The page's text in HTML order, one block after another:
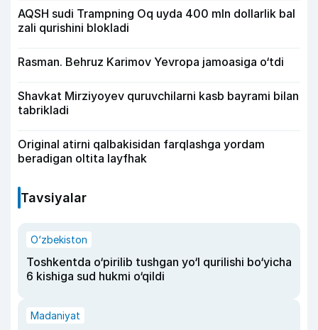
AQSH sudi Trampning Oq uyda 400 mln dollarlik bal
zali qurishini blokladi
Rasman. Behruz Karimov Yevropa jamoasiga o‘tdi
Shavkat Mirziyoyev quruvchilarni kasb bayrami bilan
tabrikladi
Original atirni qalbakisidan farqlashga yordam
beradigan oltita layfhak
Tavsiyalar
O‘zbekiston
Toshkentda o‘pirilib tushgan yo‘l qurilishi bo‘yicha
6 kishiga sud hukmi o‘qildi
Madaniyat